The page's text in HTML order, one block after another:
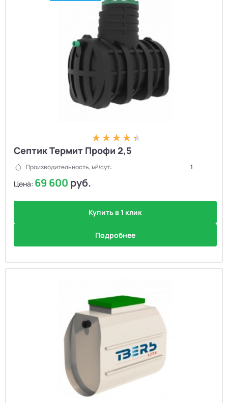
Септик Термит Профи 2,5
Производительность, м³/сут: 1
Цена: 69 600 руб.
Купить в 1 клик
Подробнее